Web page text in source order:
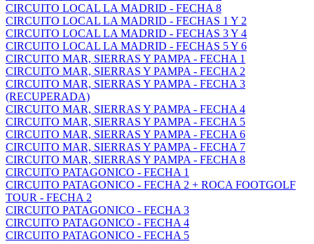
CIRCUITO LOCAL LA MADRID - FECHA 8
CIRCUITO LOCAL LA MADRID - FECHAS 1 Y 2
CIRCUITO LOCAL LA MADRID - FECHAS 3 Y 4
CIRCUITO LOCAL LA MADRID - FECHAS 5 Y 6
CIRCUITO MAR, SIERRAS Y PAMPA - FECHA 1
CIRCUITO MAR, SIERRAS Y PAMPA - FECHA 2
CIRCUITO MAR, SIERRAS Y PAMPA - FECHA 3
(RECUPERADA)
CIRCUITO MAR, SIERRAS Y PAMPA - FECHA 4
CIRCUITO MAR, SIERRAS Y PAMPA - FECHA 5
CIRCUITO MAR, SIERRAS Y PAMPA - FECHA 6
CIRCUITO MAR, SIERRAS Y PAMPA - FECHA 7
CIRCUITO MAR, SIERRAS Y PAMPA - FECHA 8
CIRCUITO PATAGONICO - FECHA 1
CIRCUITO PATAGONICO - FECHA 2 + ROCA FOOTGOLF
TOUR - FECHA 2
CIRCUITO PATAGONICO - FECHA 3
CIRCUITO PATAGONICO - FECHA 4
CIRCUITO PATAGONICO - FECHA 5